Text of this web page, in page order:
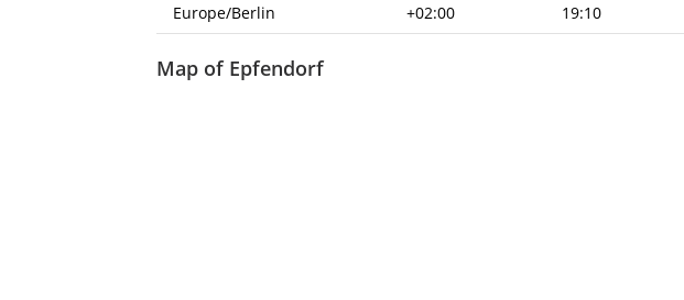
Europe/Berlin
+02:00 19:10
Map of Epfendorf